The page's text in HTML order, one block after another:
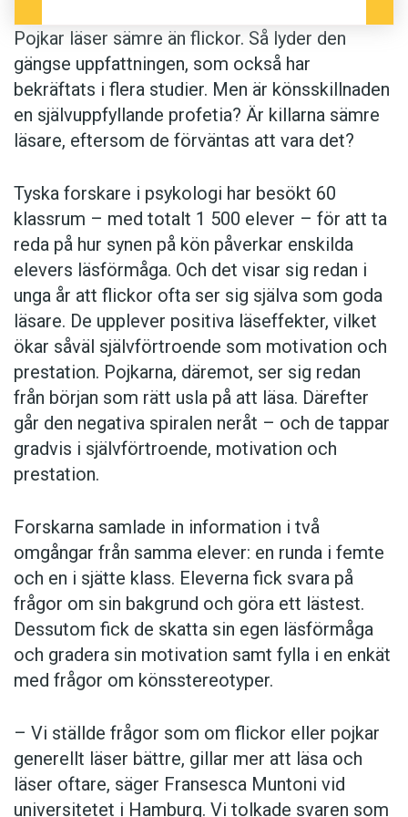
Pojkar läser sämre än flickor. Så lyder den
gängse uppfattningen, som också har
bekräftats i flera studier. Men är könsskillnaden
en självuppfyllande profetia? Är killarna sämre
läsare, eftersom de förväntas att vara det?
Tyska forskare i psykologi har besökt 60
klassrum – med totalt 1 500 elever – för att ta
reda på hur synen på kön påverkar enskilda
elevers läsförmåga. Och det visar sig redan i
unga år att flickor ofta ser sig själva som goda
läsare. De upplever positiva läseffekter, vilket
ökar såväl självförtroende som motivation och
prestation. Pojkarna, däremot, ser sig redan
från början som rätt usla på att läsa. Därefter
går den negativa spiralen neråt – och de tappar
gradvis i självförtroende, motivation och
prestation.
Forskarna samlade in information i två
omgångar från samma elever: en runda i femte
och en i sjätte klass. Eleverna fick svara på
frågor om sin bakgrund och göra ett lästest.
Dessutom fick de skatta sin egen läsförmåga
och gradera sin motivation samt fylla i en enkät
med frågor om könsstereotyper.
– Vi ställde frågor som om flickor eller pojkar
generellt läser bättre, gillar mer att läsa och
läser oftare, säger Fransesca Muntoni vid
universitetet i Hamburg. Vi tolkade svaren som